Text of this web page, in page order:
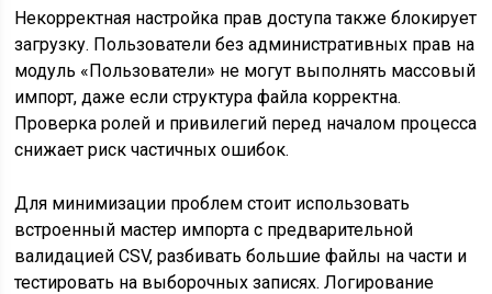
Некорректная настройка прав доступа также блокирует
загрузку. Пользователи без административных прав на
модуль «Пользователи» не могут выполнять массовый
импорт, даже если структура файла корректна.
Проверка ролей и привилегий перед началом процесса
снижает риск частичных ошибок.
Для минимизации проблем стоит использовать
встроенный мастер импорта с предварительной
валидацией CSV, разбивать большие файлы на части и
тестировать на выборочных записях. Логирование